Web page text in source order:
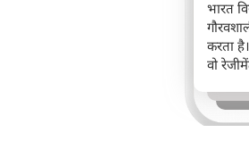
भारत
करता
वो
एयर
पायलट
30 एम